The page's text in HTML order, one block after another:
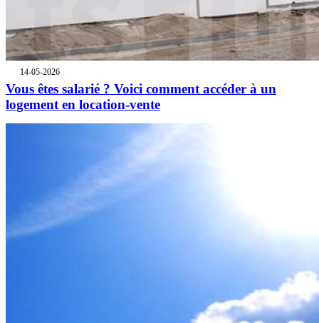
14-05-2026
Vous êtes salarié ? Voici comment accéder à un
logement en location-vente